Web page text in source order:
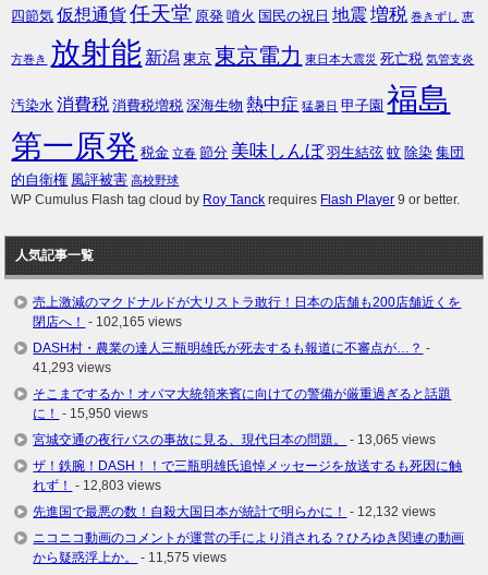
四節気 仮想通貨 任天堂 原発 噴火 国民の祝日 地震 増税 巻きずし 恵
方巻き 放射能 新潟 東京 東京電力 東日本大震災 死亡税 気管支炎
汚染水 消費税 消費税増税 深海生物 熱中症 猛暑日 甲子園 福島
第一原発 税金 立春 節分 美味しんぼ 羽生結弦 蚊 除染 集団
的自衛権 風評被害 高校野球
WP Cumulus Flash tag cloud by Roy Tanck requires Flash Player 9 or better.
人気記事一覧
売上激減のマクドナルドが大リストラ敢行！日本の店舗も200店舗近くを
閉店へ！ - 102,165 views
DASH村・農業の達人三瓶明雄氏が死去するも報道に不審点が…？ -
41,293 views
そこまでするか！オバマ大統領来賓に向けての警備が厳重過ぎると話題
に！ - 15,950 views
宮城交通の夜行バスの事故に見る、現代日本の問題。
- 13,065 views
ザ！鉄腕！DASH！！で三瓶明雄氏追悼メッセージを放送するも死因に触
れず！ - 12,803 views
先進国で最悪の数！自殺大国日本が統計で明らかに！ - 12,132 views
ニコニコ動画のコメントが運営の手により消される？ひろゆき関連の動画
から疑惑浮上か。
- 11,575 views